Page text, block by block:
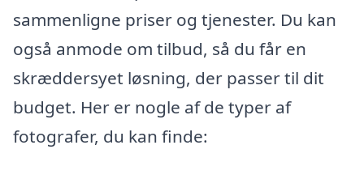
sammenligne priser og tjenester. Du kan
også anmode om tilbud, så du får en
skræddersyet løsning, der passer til dit
budget. Her er nogle af de typer af
fotografer, du kan finde: